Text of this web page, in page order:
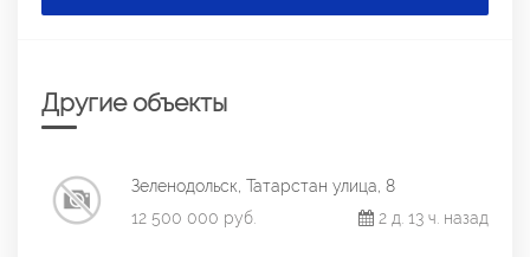
Другие объекты
Зеленодольск, Татарстан улица, 8
12 500 000 руб.
2 д. 13 ч. назад